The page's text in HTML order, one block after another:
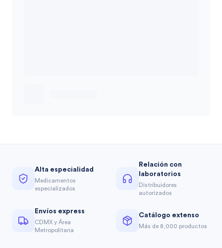
Alta especialidad
Medicamentos
especializados
Relación con
laboratorios
Distribuidores
autorizados
Envíos express
CDMX y Área
Metropolitana
Catálogo extenso
Más de 8,000 productos